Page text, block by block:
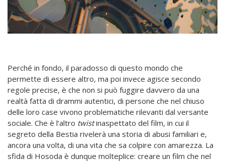
Perché in fondo, il paradosso di questo mondo che
permette di essere altro, ma poi invece agisce secondo
regole precise, è che non si può fuggire davvero da una
realtà fatta di drammi autentici, di persone che nel chiuso
delle loro case vivono problematiche rilevanti dal versante
sociale. Che è l’altro twistinaspettato del film, in cui il
segreto della Bestia rivelerà una storia di abusi familiari e,
ancora una volta, di una vita che sa colpire con amarezza. La
sfida di Hosoda è dunque molteplice: creare un film che nel